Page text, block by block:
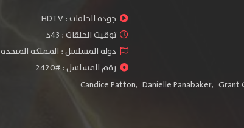
جودة الحلقات :HDTV
توقيت الحلقات : 43د
دولة المسلسل : المملكة المتحدة
رقم المسلسل : #2420
Candice Patton, Danielle Panabaker, Grant